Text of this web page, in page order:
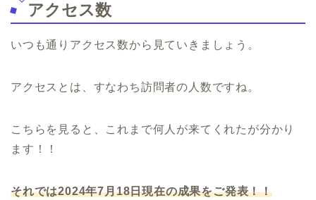
アクセス数
いつも通りアクセス数から見ていきましょう。
アクセスとは、すなわち訪問者の人数ですね。
こちらを見ると、これまで何人が来てくれたが分かり
ます！！
それでは2024年7月18日現在の成果をご発表！！